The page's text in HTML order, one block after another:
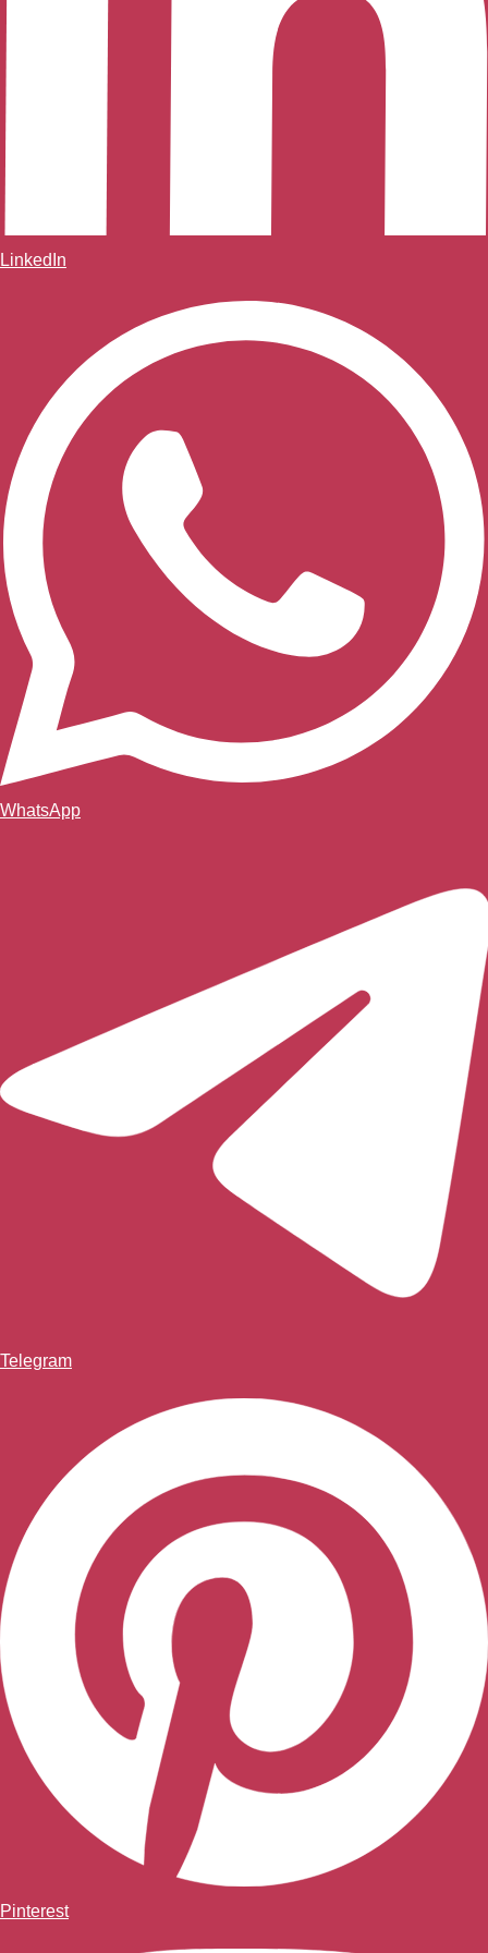
LinkedIn
WhatsApp
Telegram
Pinterest